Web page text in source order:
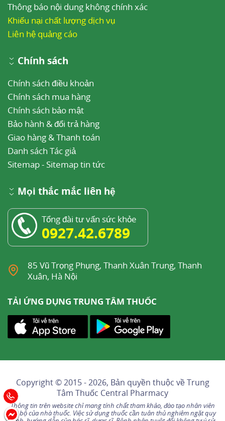
Thông báo nội dung không chính xác
Khiếu nại chất lượng dịch vụ
Liên hệ quảng cáo
Chính sách
Chính sách điều khoản
Chính sách mua hàng
Chính sách bảo mật
Bảo hành & đổi trả hàng
Giao hàng & Thanh toán
Danh sách Tác giả
Sitemap- Sitemap tin tức
Mọi thắc mắc liên hệ
Tổng đài tư vấn sức khỏe
0927.42.6789
85 Vũ Trọng Phụng, Thanh Xuân Trung, Thanh
Xuân, Hà Nội
TẢI ỨNG DỤNG TRUNG TÂM THUỐC
Copyright © 2015 - 2026, Bản quyền thuộc vềTrung
Tâm Thuốc Central Pharmacy
Thông tin trên website chỉ mang tính chất tham khảo, đào tạo nhân viên
nội bộ của nhà thuốc. Việc sử dụng thuốc cần tuân thủ nghiêm ngặt quy